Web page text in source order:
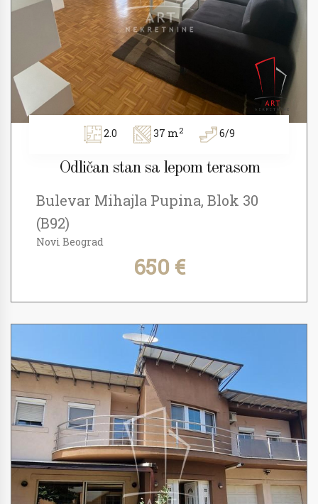
2.0 37 m2 6/9
Odličan stan sa lepom terasom
Bulevar Mihajla Pupina, Blok 30
(B92)
Novi Beograd
650 €